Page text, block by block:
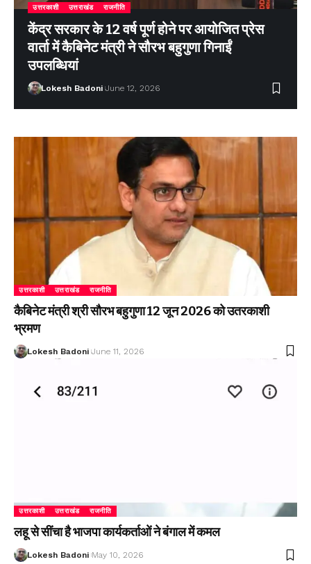
उत्तरकाशी उत्तराखंड राजनीति
केंद्र सरकार के 12 वर्ष पूर्ण होने पर आयोजित प्रेस
वार्ता में कैबिनेट मंत्री ने सौरभ बहुगुणा गिनाईं
उपलब्धियां
Lokesh Badoni June 12, 2026
उत्तरकाशी उत्तराखंड राजनीति
कैबिनेट मंत्री श्री सौरभ बहुगुणा 12 जून 2026 को उतरकाशी
भ्रमण
Lokesh Badoni June 11, 2026
उत्तरकाशी उत्तराखंड राजनीति
लहू से सींचा है भाजपा कार्यकर्ताओं ने बंगाल में कमल
Lokesh Badoni May 10, 2026